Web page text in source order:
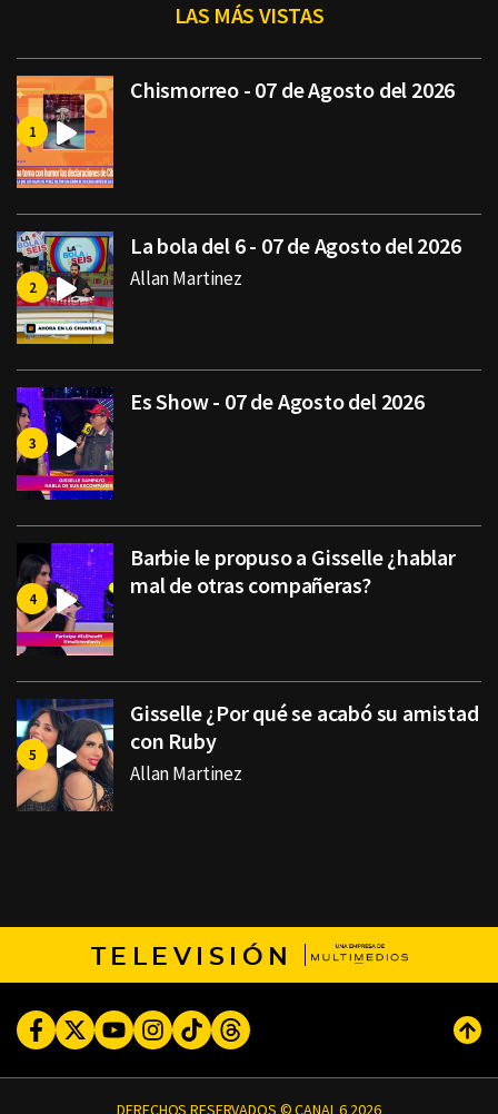
LAS MÁS VISTAS
Chismorreo - 07 de Agosto del 2026
La bola del 6 - 07 de Agosto del 2026
Allan Martinez
Es Show - 07 de Agosto del 2026
Barbie le propuso a Gisselle ¿hablar
mal de otras compañeras?
Gisselle ¿Por qué se acabó su amistad
con Ruby
Allan Martinez
TELEVISIÓN
FacebookTwitterYoutubeInstagram
TikTokThreads
DERECHOS RESERVADOS © CANAL 6 2026